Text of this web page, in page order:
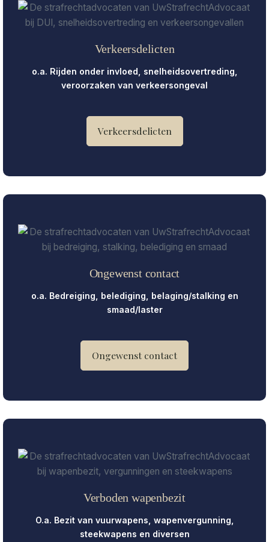
Verkeersdelicten
o.a. Rijden onder invloed, snelheidsovertreding,
veroorzaken van verkeersongeval
Verkeersdelicten
Ongewenst contact
o.a. Bedreiging, belediging, belaging/stalking en
smaad/laster
Ongewenst contact
Verboden wapenbezit
O.a. Bezit van vuurwapens, wapenvergunning,
steekwapens en diversen